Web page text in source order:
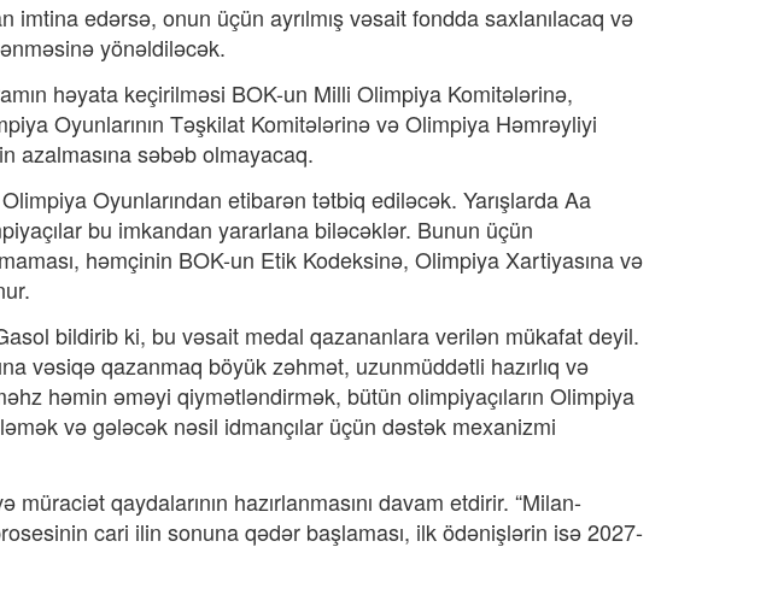
imtina edərsə, onun üçün ayrılmış vəsait fondda saxlanılacaq və
yönəldiləcək.
həyata keçirilməsi BOK-un Milli Olimpiya Komitələrinə,
Oyunlarının Təşkilat Komitələrinə və Olimpiya Həmrəyliyi
azalmasına səbəb olmayacaq.
Oyunlarından etibarən tətbiq ediləcək. Yarışlarda Aa
bu imkandan yararlana biləcəklər. Bunun üçün
həmçinin BOK-un Etik Kodeksinə, Olimpiya Xartiyasına və
bildirib ki, bu vəsait medal qazananlara verilən mükafat deyil.
vəsiqə qazanmaq böyük zəhmət, uzunmüddətli hazırlıq və
həmin əməyi qiymətləndirmək, bütün olimpiyaçıların Olimpiya
və gələcək nəsil idmançılar üçün dəstək mexanizmi
müraciət qaydalarının hazırlanmasını davam etdirir. “Milan-
cari ilin sonuna qədər başlaması, ilk ödənişlərin isə 2027-